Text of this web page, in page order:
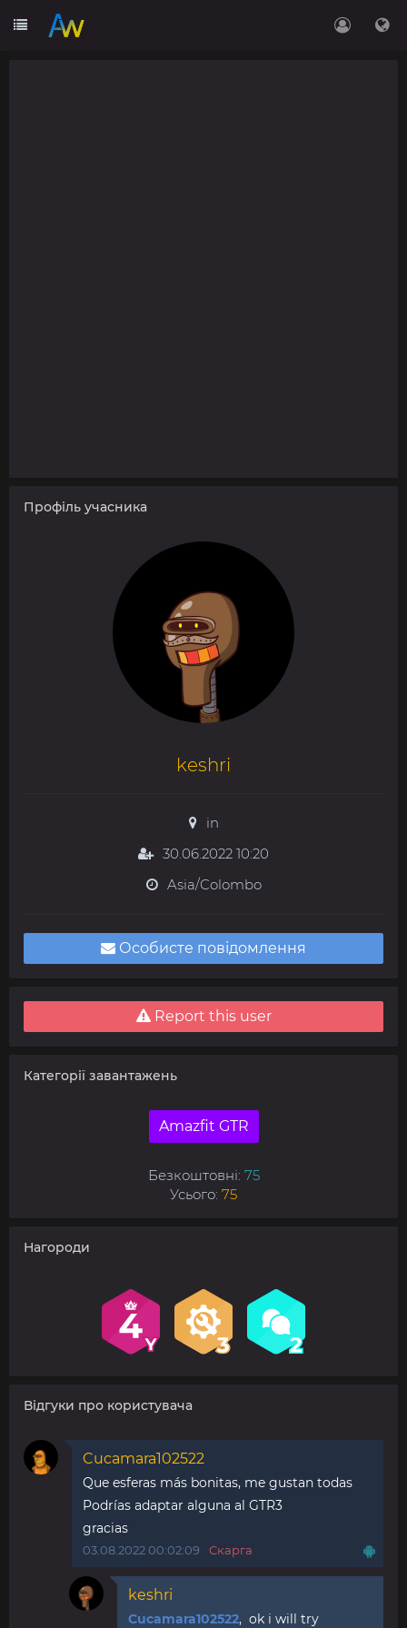
Профіль учасника
keshri
in
30.06.2022 10:20
Asia/Colombo
Особисте повідомлення
Report this user
Категорії завантажень
Amazfit GTR
Безкоштовні: 75
Усього: 75
Нагороди
Відгуки про користувача
Cucamara102522
Que esferas más bonitas, me gustan todas
Podrías adaptar alguna al GTR3
gracias
03.08.2022 00:02:09 Скарга
keshri
Cucamara102522, ok i will try